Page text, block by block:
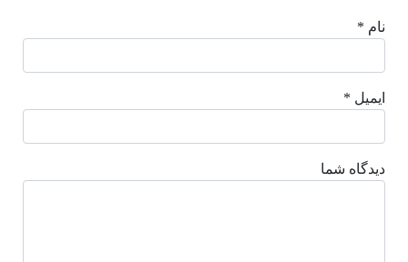
نام *
ایمیل *
دیدگاه شما